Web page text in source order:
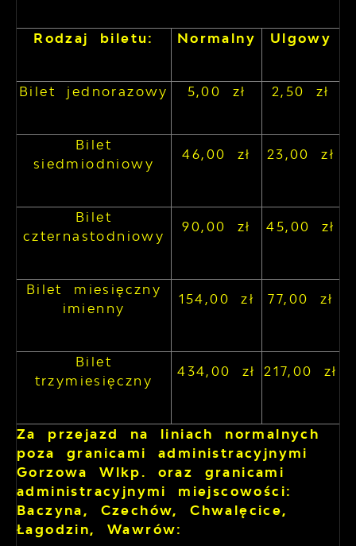
Rodzaj biletu: Normalny Ulgowy
Bilet jednorazowy 5,00 zł 2,50 zł
Bilet
siedmiodniowy
46,00 zł 23,00 zł
Bilet
czternastodniowy
90,00 zł 45,00 zł
Bilet miesięczny
imienny
154,00 zł 77,00 zł
Bilet
trzymiesięczny
434,00 zł 217,00 zł
Za przejazd na liniach normalnych
poza granicami administracyjnymi
Gorzowa Wlkp. oraz granicami
administracyjnymi miejscowości:
Baczyna, Czechów, Chwalęcice,
Łagodzin, Wawrów: